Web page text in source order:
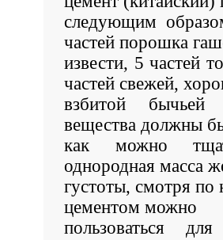
следующим
частей порошка
извести, 5 частей
частей свежей,
взбитой бычьей
вещества должны
как можно
однородная масса
густоты, смотря по
цементом можно
пользоваться